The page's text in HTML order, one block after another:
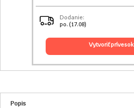
Dodanie:
po. (17.08)
vytvoriť prívesok
Popis